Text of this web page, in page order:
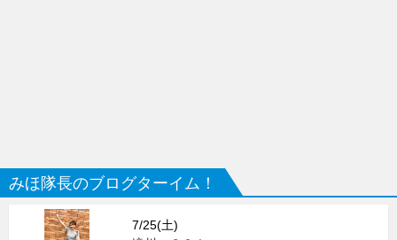
みほ隊長のブログターイム！
7/25(土)